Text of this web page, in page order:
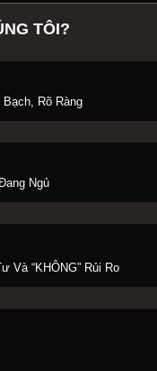
TÔI?
Bạch, Rõ Ràng
Ngủ
Và “KHÔNG” Rủi Ro